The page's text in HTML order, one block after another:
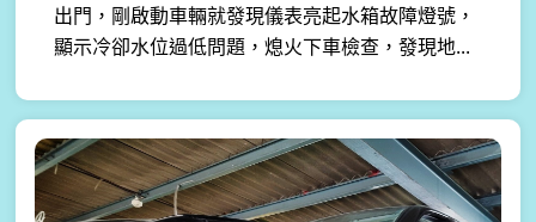
出門，剛啟動車輛就發現儀表亮起水箱故障燈號，
顯示冷卻水位過低問題，熄火下車檢查，發現地...